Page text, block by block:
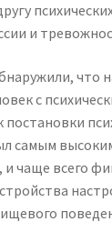
и
что
с
самым
и чаще всего